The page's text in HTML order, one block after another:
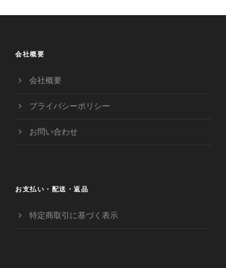
会社概要
会社概要
プライバシーポリシー
お問い合わせ
お支払い・配送・返品
特定商取引に基づく表示